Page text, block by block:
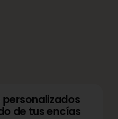
de tus encías